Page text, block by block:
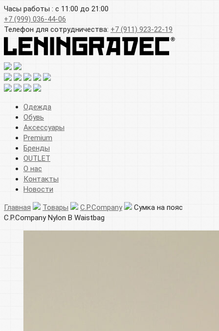
Часы работы : с 11:00 до 21:00
+7 (999) 036-44-06
Телефон для сотрудничества: +7 (911) 923-22-19
Одежда
Обувь
Аксессуары
Premium
Бренды
OUTLET
О нас
Контакты
Новости
Главная Товары C.P.Company
Сумка на пояс
C.P.Company Nylon B Waistbag